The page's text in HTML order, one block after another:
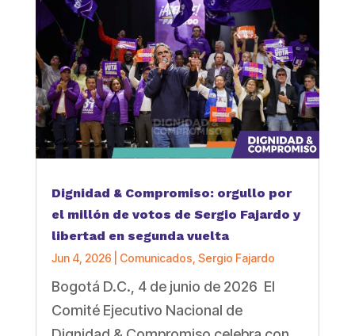
Dignidad & Compromiso: orgullo por
el millón de votos de Sergio Fajardo y
libertad en segunda vuelta
Jun 4, 2026 Comunicados Sergio Fajardo
Bogotá D.C., 4 de junio de 2026 El
Comité Ejecutivo Nacional de